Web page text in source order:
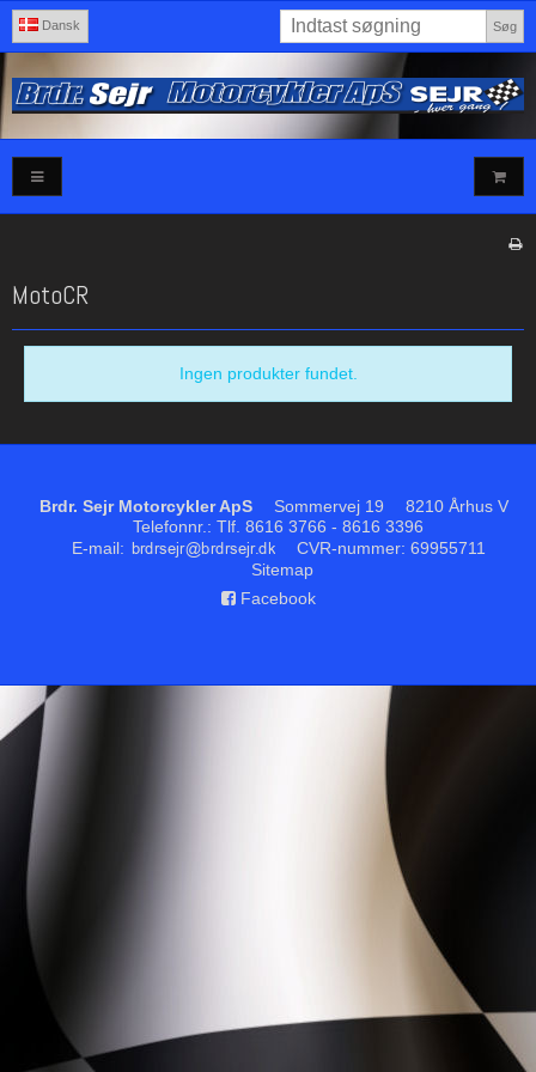
Dansk Søg
MotoCR
Ingen produkter fundet.
Brdr. Sejr Motorcykler ApS Sommervej 19
8210 Århus V
Telefonnr.: Tlf. 8616 3766 - 8616 3396
E-mail: CVR-nummer: 69955711
Sitemap
Facebook